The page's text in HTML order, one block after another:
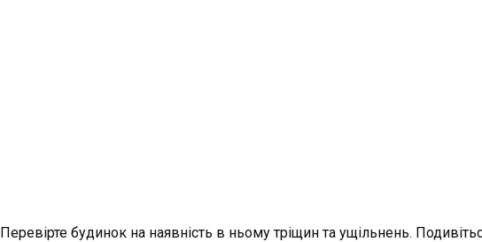
Перевірте будинок на наявність в ньому тріщин та ущільнень.